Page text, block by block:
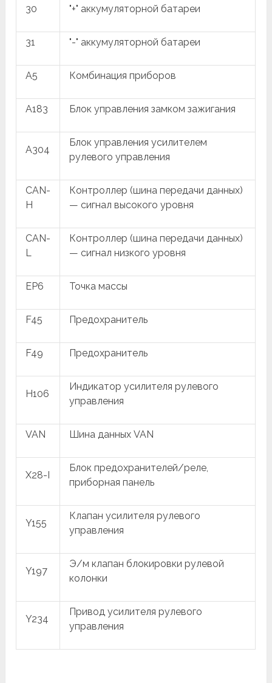
30 "+" аккумуляторной батареи
31 "-" аккумуляторной батареи
A5 Комбинация приборов
A183 Блок управления замком зажигания
A304
Блок управления усилителем
рулевого управления
CAN-
H
Контроллер (шина передачи данных)
— сигнал высокого уровня
CAN-
L
Контроллер (шина передачи данных)
— сигнал низкого уровня
EP6 Точка массы
F45 Предохранитель
F49 Предохранитель
H106
Индикатор усилителя рулевого
управления
VAN Шина данных VAN
X28-I
Блок предохранителей/реле,
приборная панель
Y155
Клапан усилителя рулевого
управления
Y197
Э/м клапан блокировки рулевой
колонки
Y234
Привод усилителя рулевого
управления